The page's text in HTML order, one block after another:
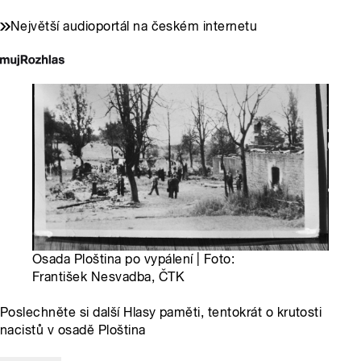
Největší audioportál na českém internetu
Osada Ploština po vypálení | Foto:
František Nesvadba, ČTK
Poslechněte si další Hlasy paměti, tentokrát o krutosti
nacistů v osadě Ploština